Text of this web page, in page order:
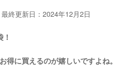
最終更新日：2024年12月2日
得に買えるのが嬉しいですよね。